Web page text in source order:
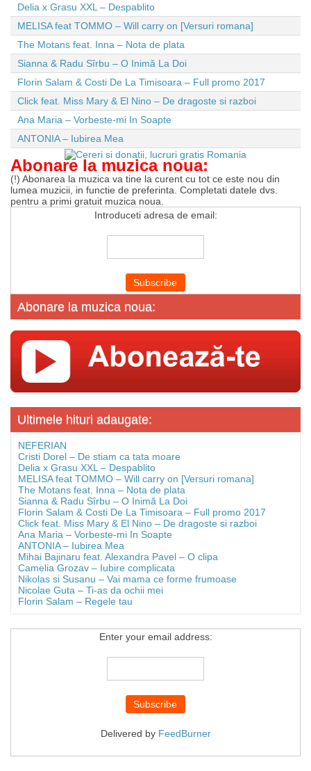
Delia x Grasu XXL – Despablito
MELISA feat TOMMO – Will carry on [Versuri romana]
The Motans feat. Inna – Nota de plata
Sianna & Radu Sîrbu – O Inimă La Doi
Florin Salam & Costi De La Timisoara – Full promo 2017
Click feat. Miss Mary & El Nino – De dragoste si razboi
Ana Maria – Vorbeste-mi In Soapte
ANTONIA – Iubirea Mea
Abonare la muzica noua:
(!) Abonarea la muzica va tine la curent cu tot ce este nou din
lumea muzicii, in functie de preferinta. Completati datele dvs.
pentru a primi gratuit muzica noua.
Introduceti adresa de email:
Abonare la muzica noua:
Ultimele hituri adaugate:
NEFERIAN
Cristi Dorel – De stiam ca tata moare
Delia x Grasu XXL – Despablito
MELISA feat TOMMO – Will carry on [Versuri romana]
The Motans feat. Inna – Nota de plata
Sianna & Radu Sîrbu – O Inimă La Doi
Florin Salam & Costi De La Timisoara – Full promo 2017
Click feat. Miss Mary & El Nino – De dragoste si razboi
Ana Maria – Vorbeste-mi In Soapte
ANTONIA – Iubirea Mea
Mihai Bajinaru feat. Alexandra Pavel – O clipa
Camelia Grozav – Iubire complicata
Nikolas si Susanu – Vai mama ce forme frumoase
Nicolae Guta – Ti-as da ochii mei
Florin Salam – Regele tau
Enter your email address:
Delivered by FeedBurner